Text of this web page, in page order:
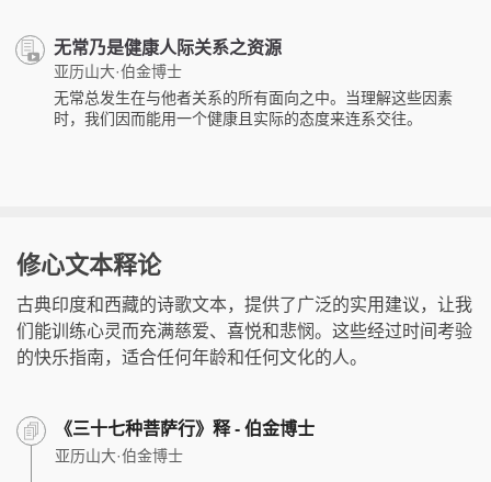
无常乃是健康人际关系之资源
亚历山大·伯金博士
无常总发生在与他者关系的所有面向之中。当理解这些因素
时，我们因而能用一个健康且实际的态度来连系交往。
修心文本释论
古典印度和西藏的诗歌文本，提供了广泛的实用建议，让我
们能训练心灵而充满慈爱、喜悦和悲悯。这些经过时间考验
的快乐指南，适合任何年龄和任何文化的人。
《三十七种菩萨行》释 - 伯金博士
亚历山大·伯金博士